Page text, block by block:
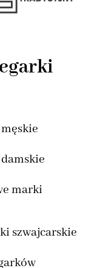
marki
szwajcarskie